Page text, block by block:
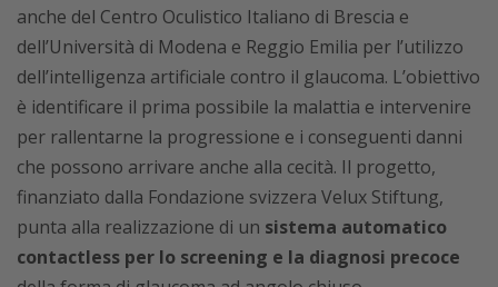
anche del Centro Oculistico Italiano di Brescia e
dell’Università di Modena e Reggio Emilia per l’utilizzo
dell’intelligenza artificiale contro il glaucoma. L’obiettivo
è identificare il prima possibile la malattia e intervenire
per rallentarne la progressione e i conseguenti danni
che possono arrivare anche alla cecità. Il progetto,
finanziato dalla Fondazione svizzera Velux Stiftung,
punta alla realizzazione di un sistema automatico
contactless per lo screening e la diagnosi precoce